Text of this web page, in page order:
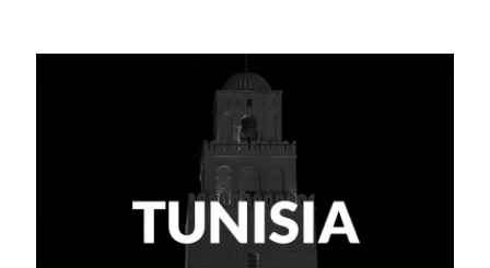
+ PLUS